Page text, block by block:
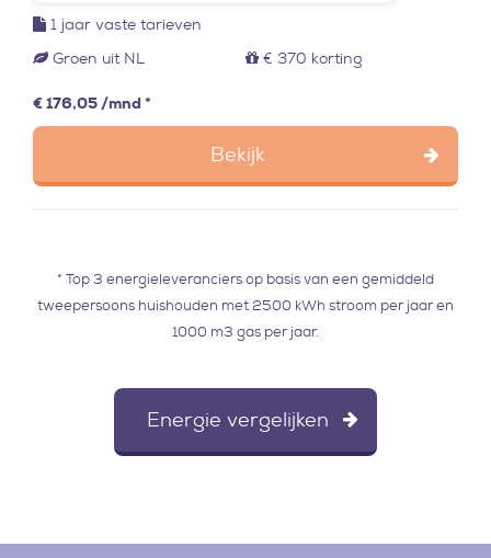
1 jaar vaste tarieven
Groen uit NL
€ 370 korting
€ 176,05 /mnd *
Bekijk
* Top 3 energieleveranciers op basis van een gemiddeld
tweepersoons huishouden met 2500 kWh stroom per jaar en
1000 m3 gas per jaar.
Energie vergelijken